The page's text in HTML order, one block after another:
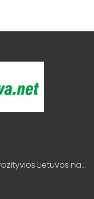
Pozityvios Lietuvos naujienos